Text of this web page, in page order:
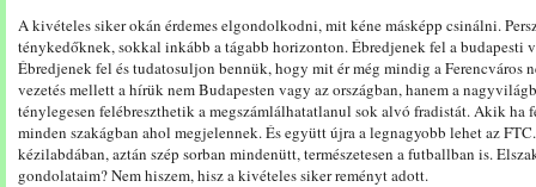
A kivételes siker okán érdemes elgondolkodni, mit kéne másképp csinálni.
ténykedőknek, sokkal inkább a tágabb horizonton. Ébredjenek fel a budapesti
Ébredjenek fel és tudatosuljon bennük, hogy mit ér még mindig a Ferencváros
vezetés mellett a hírük nem Budapesten vagy az országban, hanem a
ténylegesen felébreszthetik a megszámlálhatatlanul sok alvó fradistát. Akik ha
minden szakágban ahol megjelennek. És együtt újra a legnagyobb lehet az
kézilabdában, aztán szép sorban mindenütt, természetesen a futballban is.
gondolataim? Nem hiszem, hisz a kivételes siker reményt adott.